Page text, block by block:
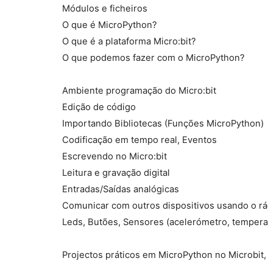
Módulos e ficheiros
O que é MicroPython?
O que é a plataforma Micro:bit?
O que podemos fazer com o MicroPython?
Ambiente programação do Micro:bit
Edição de código
Importando Bibliotecas (Funções MicroPython)
Codificação em tempo real, Eventos
Escrevendo no Micro:bit
Leitura e gravação digital
Entradas/Saídas analógicas
Comunicar com outros dispositivos usando o
Leds, Butões, Sensores (acelerómetro,
Projectos práticos em MicroPython no